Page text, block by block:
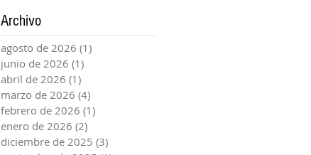
Archivo
agosto de 2026 (1)
junio de 2026 (1)
abril de 2026 (1)
marzo de 2026 (4)
febrero de 2026 (1)
enero de 2026 (2)
diciembre de 2025 (3)